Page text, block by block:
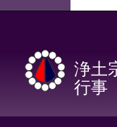
浄土
行事